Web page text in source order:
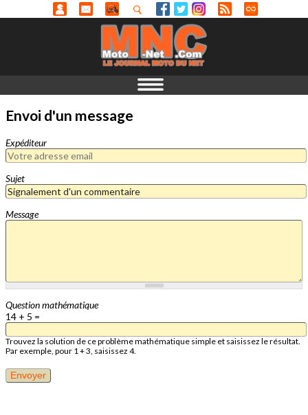
Envoi d'un message
Expéditeur
Sujet
Message
Question mathématique
14 + 5 =
Trouvez la solution de ce problème mathématique simple et saisissez le résultat.
Par exemple, pour 1 + 3, saisissez 4.